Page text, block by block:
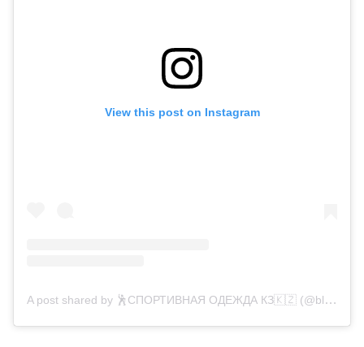
View this post on Instagram
A post shared by 🕺СПОРТИВНАЯ ОДЕЖДА КЗ🇰🇿 (@bls_sport_almaty)